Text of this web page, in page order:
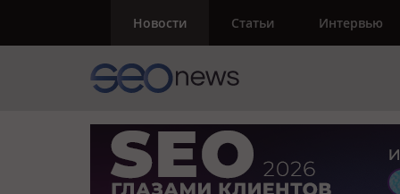
Новости Статьи Интервью